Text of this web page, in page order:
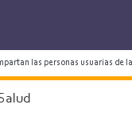
las personas usuarias de